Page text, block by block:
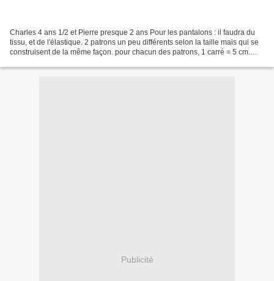
Charles 4 ans 1/2 et Pierre presque 2 ans Pour les pantalons : il faudra du
tissu, et de l'élastique. 2 patrons un peu différents selon la taille mais qui se
construisent de la même façon. pour chacun des patrons, 1 carré = 5 cm.
Publicité